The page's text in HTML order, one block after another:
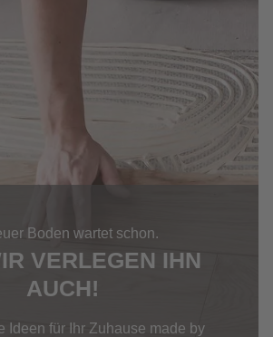
Boden wartet schon.
VERLEGEN IHN
AUCH!
Ideen für Ihr Zuhause made by